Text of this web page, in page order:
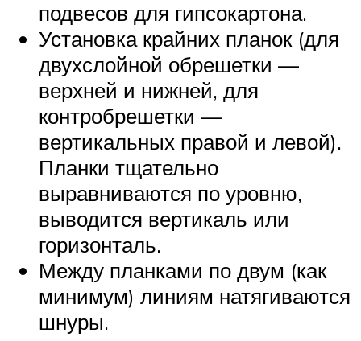
подвесов для гипсокартона.
Установка крайних планок (для
двухслойной обрешетки —
верхней и нижней, для
контробрешетки —
вертикальных правой и левой).
Планки тщательно
выравниваются по уровню,
выводится вертикаль или
горизонталь.
Между планками по двум (как
минимум) линиям натягиваются
шнуры.